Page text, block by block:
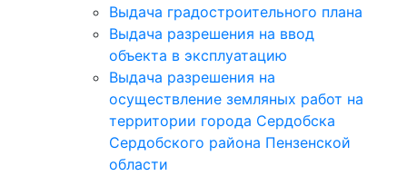
Выдача градостроительного плана
Выдача разрешения на ввод
объекта в эксплуатацию
Выдача разрешения на
осуществление земляных работ на
территории города Сердобска
Сердобского района Пензенской
области